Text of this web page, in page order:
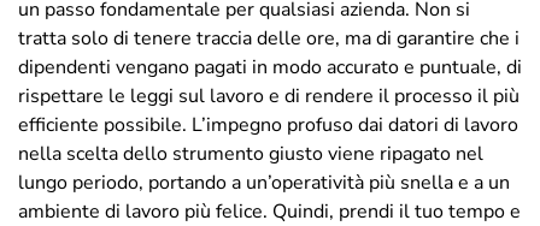
un passo fondamentale per qualsiasi azienda. Non si
tratta solo di tenere traccia delle ore, ma di garantire che i
dipendenti vengano pagati in modo accurato e puntuale, di
rispettare le leggi sul lavoro e di rendere il processo il più
efficiente possibile. L’impegno profuso dai datori di lavoro
nella scelta dello strumento giusto viene ripagato nel
lungo periodo, portando a un’operatività più snella e a un
ambiente di lavoro più felice. Quindi, prendi il tuo tempo e